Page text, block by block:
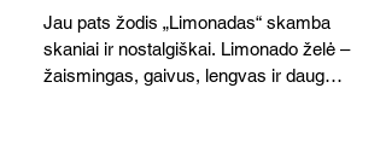
Jau pats žodis „Limonadas“ skamba
skaniai ir nostalgiškai. Limonado želė –
žaismingas, gaivus, lengvas ir daug